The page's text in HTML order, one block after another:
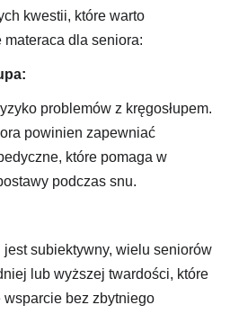
kwestii, które warto
dla seniora:
problemów z kręgosłupem.
powinien zapewniać
które pomaga w
podczas snu.
subiektywny, wielu seniorów
lub wyższej twardości, które
bez zbytniego